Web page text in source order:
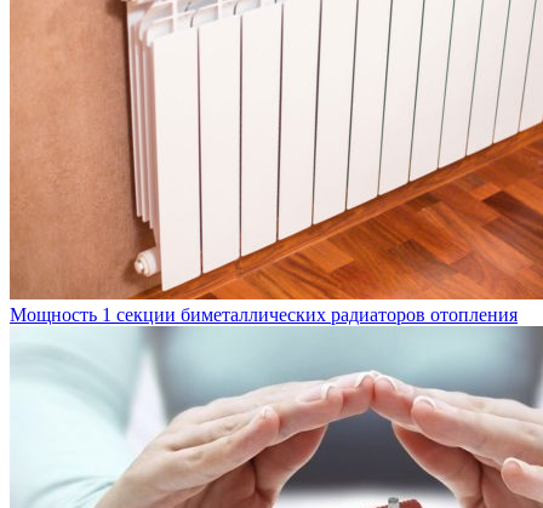
Мощность 1 секции биметаллических радиаторов отопления